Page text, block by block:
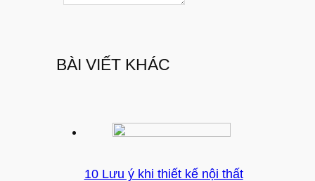
BÀI VIẾT KHÁC
10 Lưu ý khi thiết kế nội thất